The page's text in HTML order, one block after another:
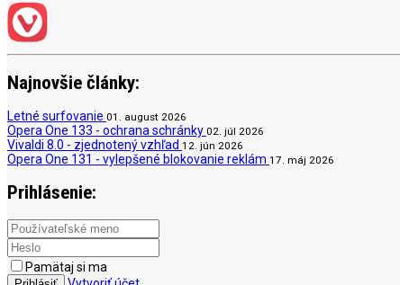
Najnovšie články:
Letné surfovanie 01. august 2026
Opera One 133 - ochrana schránky 02. júl 2026
Vivaldi 8.0 - zjednotený vzhľad 12. jún 2026
Opera One 131 - vylepšené blokovanie reklám 17. máj 2026
Prihlásenie:
Pamätaj si ma